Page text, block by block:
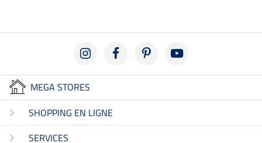
MEGA STORES
SHOPPING EN LIGNE
SERVICES